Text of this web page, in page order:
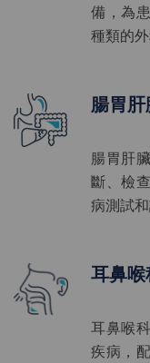
備，為
種類的外
腸胃肝
腸胃肝
斷、檢
病測試
耳鼻喉
耳鼻喉
疾病，